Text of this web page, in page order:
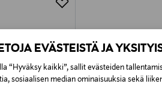
EVÄSTEISTÄ JA
“Hyväksy kaikki”, sallit evästeiden
sosiaalisen median ominaisuuksia sekä